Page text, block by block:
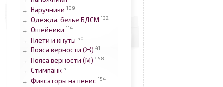
→ Наручники 109
→ Одежда, белье БДСМ 132
→ Ошейники 114
→ Плети и кнуты 50
→ Пояса верности (Ж) 41
→ Пояса верности (М) 458
→ Стимпанк 5
→ Фиксаторы на пенис 154